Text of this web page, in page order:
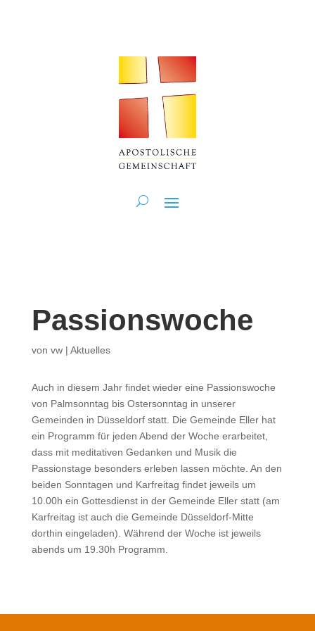
Passionswoche
von vw| Aktuelles
Auch in diesem Jahr findet wieder eine Passionswoche
von Palmsonntag bis Ostersonntag in unserer
Gemeinden in Düsseldorf statt. Die Gemeinde Eller hat
ein Programm für jeden Abend der Woche erarbeitet,
dass mit meditativen Gedanken und Musik die
Passionstage besonders erleben lassen möchte. An den
beiden Sonntagen und Karfreitag findet jeweils um
10.00h ein Gottesdienst in der Gemeinde Eller statt (am
Karfreitag ist auch die Gemeinde Düsseldorf-Mitte
dorthin eingeladen). Während der Woche ist jeweils
abends um 19.30h Programm.